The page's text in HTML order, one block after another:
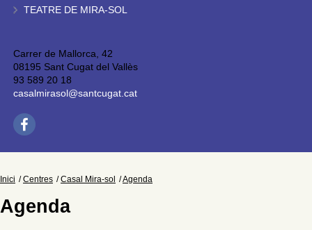
TEATRE DE MIRA-SOL
Carrer de Mallorca, 42
08195 Sant Cugat del Vallès
93 589 20 18
casalmirasol@santcugat.cat
Inici Centres Casal Mira-sol Agenda
Agenda